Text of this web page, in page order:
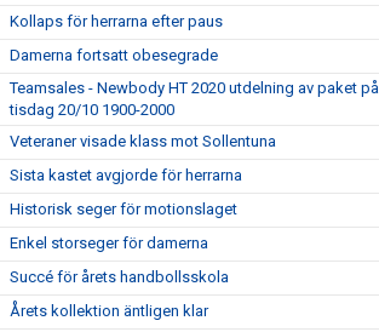
Kollaps för herrarna efter paus
Damerna fortsatt obesegrade
Teamsales - Newbody HT 2020 utdelning av paket på
tisdag 20/10 1900-2000
Veteraner visade klass mot Sollentuna
Sista kastet avgjorde för herrarna
Historisk seger för motionslaget
Enkel storseger för damerna
Succé för årets handbollsskola
Årets kollektion äntligen klar